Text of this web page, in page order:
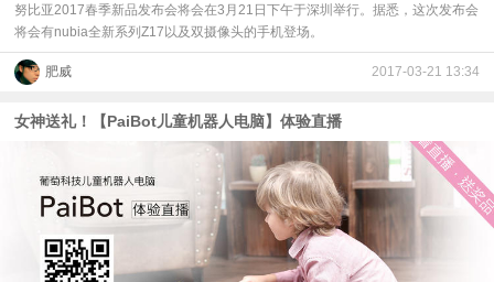
努比亚2017春季新品发布会将会在3月21日下午于深圳举行。据悉，这次发布会
将会有nubia全新系列Z17以及双摄像头的手机登场。
肥威 2017-03-21 13:34
女神送礼！【PaiBot儿童机器人电脑】体验直播